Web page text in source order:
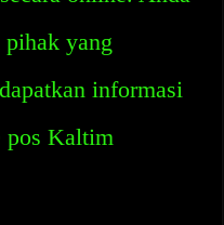
pihak yang
informasi
pos Kaltim